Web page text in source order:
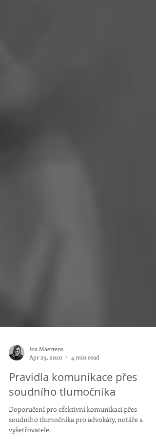
Apr 29, 2020
4 min read
Pravidla komunikace přes
soudního tlumočníka
Doporučení pro efektivní komunikaci přes
soudního tlumočníka pro advokáty, notáře a